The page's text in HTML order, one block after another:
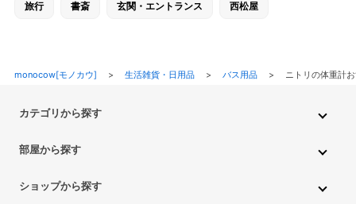
旅行 書斎 玄関・エントランス 西松屋
monocow[モノカウ] > 生活雑貨・日用品> バス用品> ニトリの体重計
カテゴリから探す
ペット用品 ベビー・キッズ
部屋から探す
ショップから探す